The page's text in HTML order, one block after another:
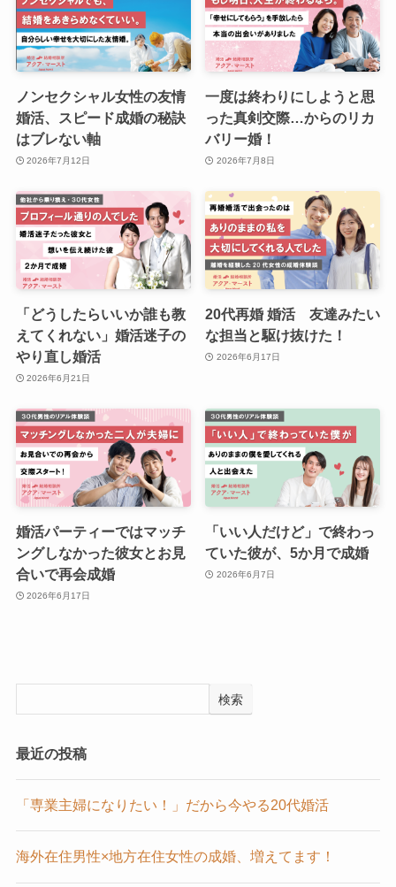
ノンセクシャル女性の友情
婚活、スピード成婚の秘訣
はブレない軸
2026年7月12日
一度は終わりにしようと思
った真剣交際…からのリカ
バリー婚！
2026年7月8日
「どうしたらいいか誰も教
えてくれない」婚活迷子の
やり直し婚活
2026年6月21日
20代再婚 婚活 友達みたい
な担当と駆け抜けた！
2026年6月17日
婚活パーティーではマッチ
ングしなかった彼女とお見
合いで再会成婚
2026年6月17日
「いい人だけど」で終わっ
ていた彼が、5か月で成婚
2026年6月7日
検索
最近の投稿
「専業主婦になりたい！」だから今やる20代婚活
海外在住男性×地方在住女性の成婚、増えてます！